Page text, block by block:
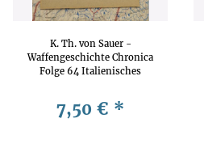
K. Th. von Sauer -
Waffengeschichte Chronica
Folge 64 Italienisches
Waffentechnik, Waffenkunde
7,50 € *